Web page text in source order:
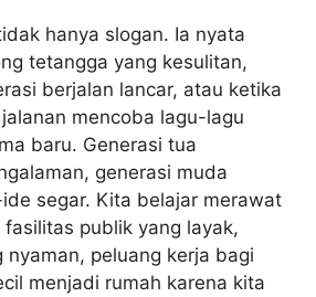
hanya slogan. Ia nyata
tetangga yang kesulitan,
berjalan lancar, atau ketika
mencoba lagu-lagu
baru. Generasi tua
generasi muda
segar. Kita belajar merawat
publik yang layak,
nyaman, peluang kerja bagi
menjadi rumah karena kita